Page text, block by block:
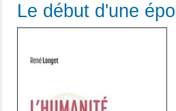
Le début d'une